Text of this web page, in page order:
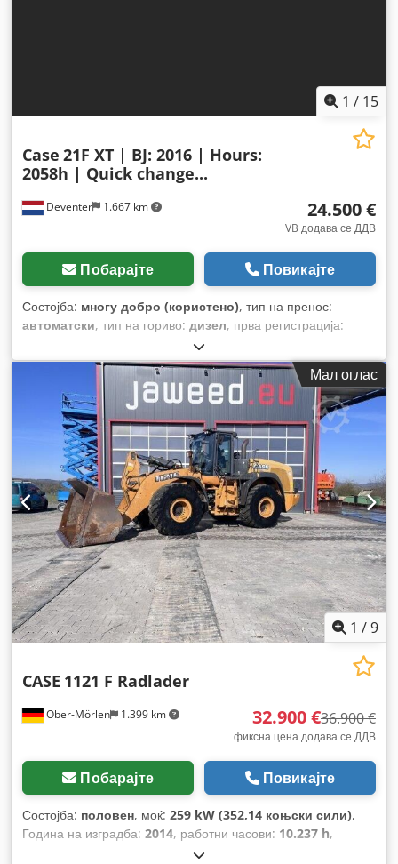
1 / 15
Deventer 1.667 km
Case 21F XT | BJ: 2016 | Hours:
2058h | Quick change...
24.500 €
VB додава се ДДВ
Побарајте Повикајте
Состојба: многу добро (користено), тип на пренос:
автоматски, тип на гориво: дизел, прва регистрација:
, Година на изградба:2016
h, Опрема:кабина,
Мал оглас
1 /9
Ober-Mörlen 1.399 km
CASE 1121 F Radlader
32.900 €36.900 €
фиксна цена додава се ДДВ
Побарајте Повикајте
Состојба: половен, моќ: 259 kW (352,14 коњски сили),
Година на изградба: 2014, работни часови: 10.237 h,